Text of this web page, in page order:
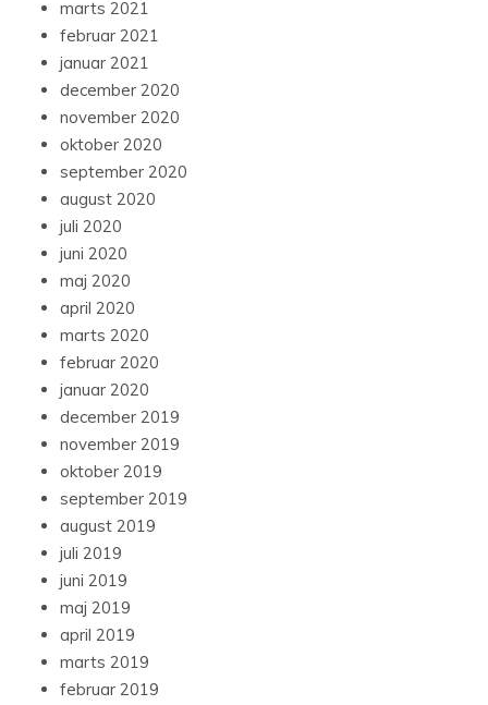
marts 2021
februar 2021
januar 2021
december 2020
november 2020
oktober 2020
september 2020
august 2020
juli 2020
juni 2020
maj 2020
april 2020
marts 2020
februar 2020
januar 2020
december 2019
november 2019
oktober 2019
september 2019
august 2019
juli 2019
juni 2019
maj 2019
april 2019
marts 2019
februar 2019